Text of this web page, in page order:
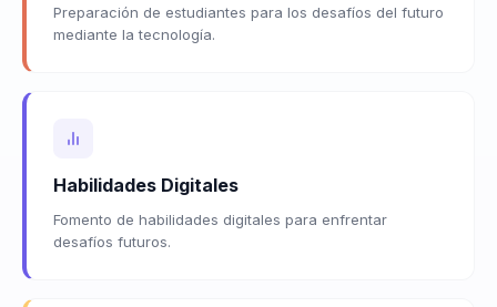
Preparación de estudiantes para los desafíos del futuro
mediante la tecnología.
Habilidades Digitales
Fomento de habilidades digitales para enfrentar
desafíos futuros.